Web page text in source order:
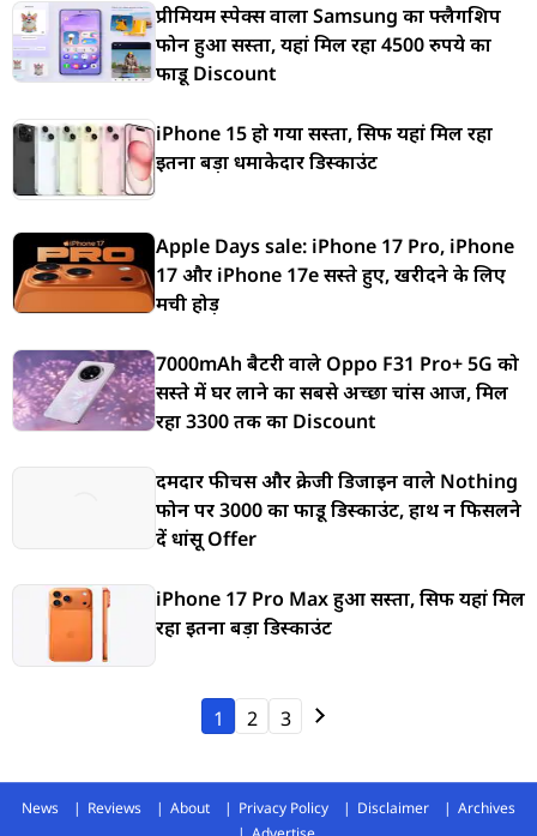
प्रीमियम स्पेक्स वाला Samsung का फ्लैगशिप
फोन हुआ सस्ता, यहां मिल रहा 4500 रुपये का
फाडू Discount
iPhone 15 हो गया सस्ता, सिर्फ यहां मिल रहा
इतना बड़ा धमाकेदार डिस्काउंट
Apple Days sale: iPhone 17 Pro, iPhone
17 और iPhone 17e सस्ते हुए, खरीदने के लिए
मची होड़
7000mAh बैटरी वाले Oppo F31 Pro+ 5G को
सस्ते में घर लाने का सबसे अच्छा चांस आज, मिल
रहा 3300 तक का Discount
दमदार फीचर्स और क्रेजी डिजाइन वाले Nothing
फोन पर 3000 का फाडू डिस्काउंट, हाथ न फिसलने
दें धांसू Offer
iPhone 17 Pro Max हुआ सस्ता, सिर्फ यहां मिल
रहा इतना बड़ा डिस्काउंट
1 2 3
News Reviews About Privacy Policy Disclaimer
Archives